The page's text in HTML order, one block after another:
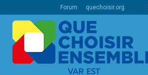
Forum quechoisir.org
barres internationaux